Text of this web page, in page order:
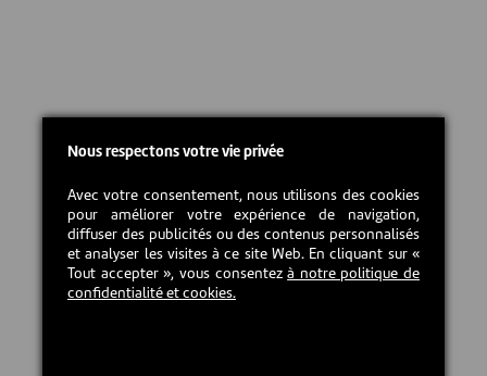
Nous respectons votre vie privée
Avec votre consentement, nous utilisons des cookies
pour améliorer votre expérience de navigation,
diffuser des publicités ou des contenus personnalisés
et analyser les visites à ce site Web. En cliquant sur «
Tout accepter », vous consentezà notre politique de
confidentialité et cookies.